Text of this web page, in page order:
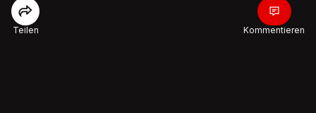
Teilen Kommentieren